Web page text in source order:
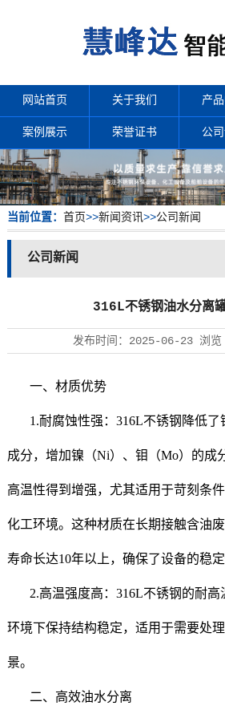
网站首页 关于我们 产
案例展示 荣誉证书 公
当前位置： 首页>>新闻资讯>>公司新闻
公司新闻
316L不锈钢油水分离
发布时间： 2025-06-23浏览
一、材质优势
1.耐腐蚀性强：316L不锈钢降低
成分，增加镍（Ni）、钼（Mo）的成
高温性得到增强，尤其适用于苛刻条
化工环境。这种材质在长期接触含油
寿命长达10年以上，确保了设备的稳定
2.高温强度高：316L不锈钢的耐
环境下保持结构稳定，适用于需要处
景。
二、高效油水分离